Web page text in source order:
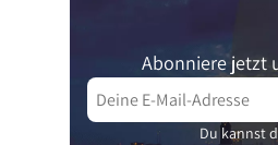
Abonniere jetzt
Du kannst